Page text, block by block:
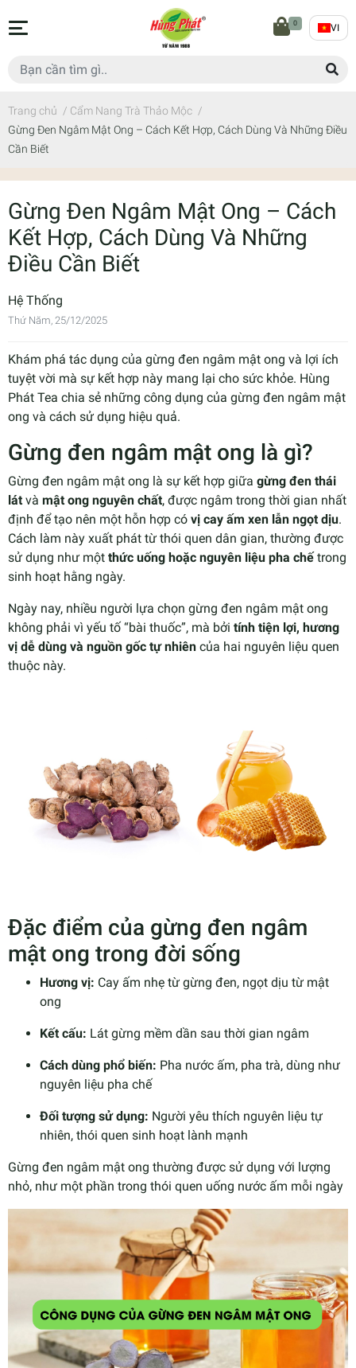
0 VI
Trang chủ / Cẩm Nang Trà Thảo Mộc /
Gừng Đen Ngâm Mật Ong – Cách Kết Hợp, Cách Dùng Và Những Điều
Cần Biết
Gừng Đen Ngâm Mật Ong – Cách
Kết Hợp, Cách Dùng Và Những
Điều Cần Biết
Hệ Thống
Thứ Năm, 25/12/2025
Khám phá tác dụng của gừng đen ngâm mật ong và lợi ích
tuyệt vời mà sự kết hợp này mang lại cho sức khỏe. Hùng
Phát Tea chia sẻ những công dụng của gừng đen ngâm mật
ong và cách sử dụng hiệu quả.
Gừng đen ngâm mật ong là gì?
Gừng đen ngâm mật ong là sự kết hợp giữa gừng đen thái
látvà mật ong nguyên chất, được ngâm trong thời gian nhất
định để tạo nên một hỗn hợp có vị cay ấm xen lẫn ngọt dịu.
Cách làm này xuất phát từ thói quen dân gian, thường được
sử dụng như một thức uống hoặc nguyên liệu pha chế trong
sinh hoạt hằng ngày.
Ngày nay, nhiều người lựa chọn gừng đen ngâm mật ong
không phải vì yếu tố “bài thuốc”, mà bởi tính tiện lợi, hương
vị dễ dùng và nguồn gốc tự nhiên của hai nguyên liệu quen
thuộc này.
Đặc điểm của gừng đen ngâm
mật ong trong đời sống
Hương vị: Cay ấm nhẹ từ gừng đen, ngọt dịu từ mật
ong
Kết cấu: Lát gừng mềm dần sau thời gian ngâm
Cách dùng phổ biến: Pha nước ấm, pha trà, dùng như
nguyên liệu pha chế
Đối tượng sử dụng: Người yêu thích nguyên liệu tự
nhiên, thói quen sinh hoạt lành mạnh
Gừng đen ngâm mật ong thường được sử dụng với lượng
nhỏ, như một phần trong thói quen uống nước ấm mỗi ngày